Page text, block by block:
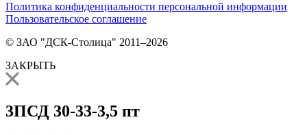
Политика конфиденциальности персональной информации
Пользовательское соглашение
© ЗАО "ДСК-Столица" 2011–2026
ЗАКРЫТЬ
3ПСД 30-33-3,5 пт